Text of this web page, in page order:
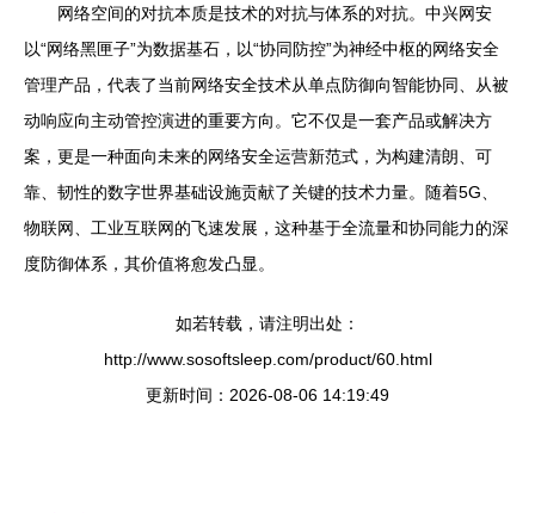
网络空间的对抗本质是技术的对抗与体系的对抗。中兴网安
以“网络黑匣子”为数据基石，以“协同防控”为神经中枢的网络安全
管理产品，代表了当前网络安全技术从单点防御向智能协同、从被
动响应向主动管控演进的重要方向。它不仅是一套产品或解决方
案，更是一种面向未来的网络安全运营新范式，为构建清朗、可
靠、韧性的数字世界基础设施贡献了关键的技术力量。随着5G、
物联网、工业互联网的飞速发展，这种基于全流量和协同能力的深
度防御体系，其价值将愈发凸显。
如若转载，请注明出处：
http://www.sosoftsleep.com/product/60.html
更新时间：2026-08-06 14:19:49